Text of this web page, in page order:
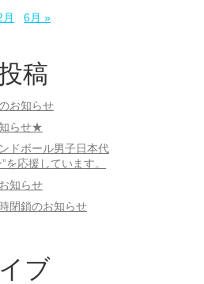
6月 »
稿
お知らせ
らせ★
ドボール男子日本代
を応援しています。
知らせ
閉鎖のお知らせ
ブ